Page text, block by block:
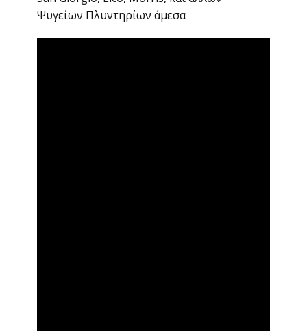
Ψυγείων Πλυντηρίων άμεσα